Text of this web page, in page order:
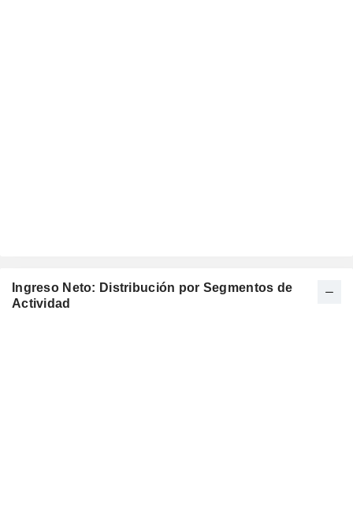
Ingreso Neto: Distribución por Segmentos de
Actividad